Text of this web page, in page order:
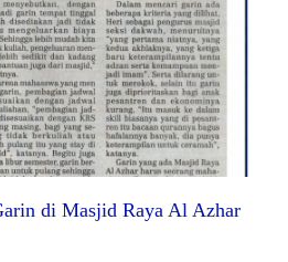
di Masjid Raya Al Azhar